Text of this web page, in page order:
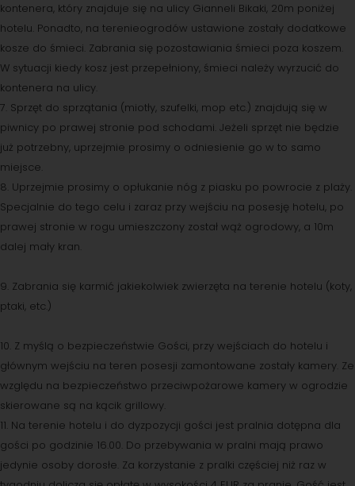
kontenera, który znajduje się na ulicy Gianneli Bikaki, 20m poniżej
hotelu. Ponadto, na terenieogrodów ustawione zostały dodatkowe
kosze do śmieci. Zabrania się pozostawiania śmieci poza koszem.
W sytuacji kiedy kosz jest przepełniony, śmieci należy wyrzucić do
kontenera na ulicy.
7. Sprzęt do sprzątania (miotły, szufelki, mop etc.) znajdują się w
piwnicy po prawej stronie pod schodami. Jeżeli sprzęt nie będzie
już potrzebny, uprzejmie prosimy o odniesienie go w to samo
miejsce.
8. Uprzejmie prosimy o opłukanie nóg z piasku po powrocie z plaży.
Specjalnie do tego celu i zaraz przy wejściu na posesję hotelu, po
prawej stronie w rogu umieszczony został wąż ogrodowy, a 10m
dalej mały kran.
9. Zabrania się karmić jakiekolwiek zwierzęta na terenie hotelu (koty,
ptaki, etc.)
10. Z myślą o bezpieczeństwie Gości, przy wejściach do hotelu i
głównym wejściu na teren posesji zamontowane zostały kamery. Ze
względu na bezpieczeństwo przeciwpożarowe kamery w ogrodzie
skierowane są na kącik grillowy.
11. Na terenie hotelu i do dyzpozycji gości jest pralnia dotępna dla
gości po godzinie 16.00. Do przebywania w pralni mają prawo
jedynie osoby dorosłe. Za korzystanie z pralki częściej niż raz w